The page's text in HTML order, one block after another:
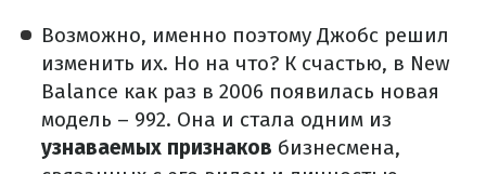
Возможно, именно поэтому Джобс решил
изменить их. Но на что? К счастью, в New
Balance как раз в 2006 появилась новая
модель – 992. Она и стала одним из
узнаваемых признаков бизнесмена,